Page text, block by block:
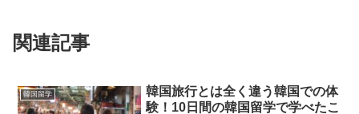
関連記事
韓国留学
韓国旅行とは全く違う韓国での体
験！10日間の韓国留学で学べたこ